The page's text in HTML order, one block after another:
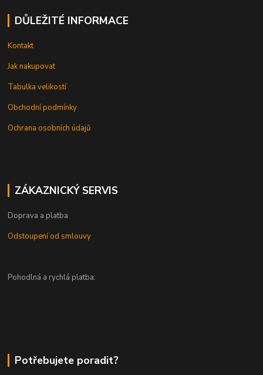
DŮLEŽITÉ INFORMACE
Kontakt
Jak nakupovat
Tabulka velikostí
Obchodní podmínky
Ochrana osobních údajů
ZÁKAZNICKÝ SERVIS
Doprava a platba
Odstoupení od smlouvy
Pohodlná a rychlá platba:
Potřebujete poradit?